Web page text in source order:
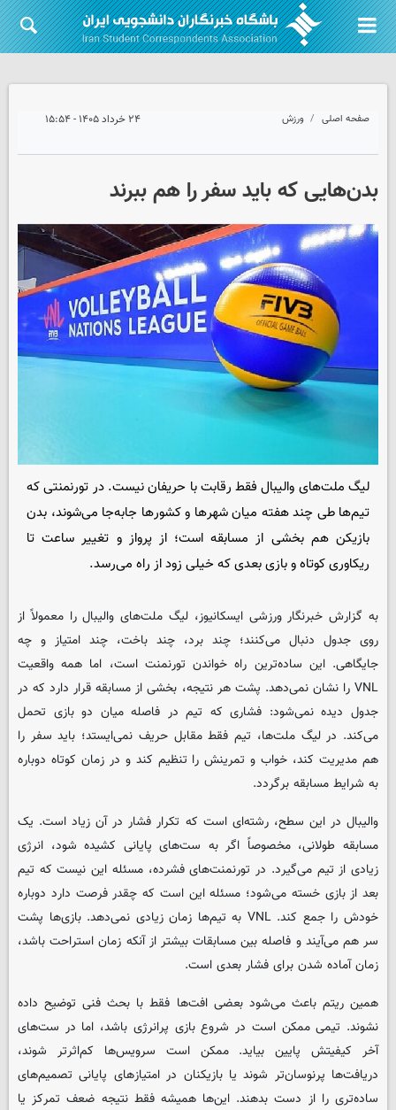
صفحه اصلی ورزش ۲۴ خرداد ۱۴۰۵ - ۱۵:۵۴
بدن‌هایی که باید سفر را هم ببرند
لیگ ملت‌های والیبال فقط رقابت با حریفان نیست. در تورنمنتی که
تیم‌ها طی چند هفته میان شهرها و کشورها جابه‌جا می‌شوند، بدن
بازیکن هم بخشی از مسابقه است؛ از پرواز و تغییر ساعت تا
ریکاوری کوتاه و بازی بعدی که خیلی زود از راه می‌رسد.
به گزارش خبرنگار ورزشی ایسکانیوز، لیگ ملت‌های والیبال را معمولاً از
روی جدول دنبال می‌کنند؛ چند برد، چند باخت، چند امتیاز و چه
جایگاهی. این ساده‌ترین راه خواندن تورنمنت است، اما همه واقعیت
VNL را نشان نمی‌دهد. پشت هر نتیجه، بخشی از مسابقه قرار دارد که در
جدول دیده نمی‌شود: فشاری که تیم در فاصله میان دو بازی تحمل
می‌کند. در لیگ ملت‌ها، تیم فقط مقابل حریف نمی‌ایستد؛ باید سفر را
هم مدیریت کند، خواب و تمرینش را تنظیم کند و در زمان کوتاه دوباره
به شرایط مسابقه برگردد.
والیبال در این سطح، رشته‌ای است که تکرار فشار در آن زیاد است. یک
مسابقه طولانی، مخصوصاً اگر به ست‌های پایانی کشیده شود، انرژی
زیادی از تیم می‌گیرد. در تورنمنت‌های فشرده، مسئله این نیست که تیم
بعد از بازی خسته می‌شود؛ مسئله این است که چقدر فرصت دارد دوباره
خودش را جمع کند. VNL به تیم‌ها زمان زیادی نمی‌دهد. بازی‌ها پشت
سر هم می‌آیند و فاصله بین مسابقات بیشتر از آنکه زمان استراحت باشد،
زمان آماده شدن برای فشار بعدی است.
همین ریتم باعث می‌شود بعضی افت‌ها فقط با بحث فنی توضیح داده
نشوند. تیمی ممکن است در شروع بازی پرانرژی باشد، اما در ست‌های
آخر کیفیتش پایین بیاید. ممکن است سرویس‌ها کم‌اثرتر شوند،
دریافت‌ها پرنوسان‌تر شوند یا بازیکنان در امتیازهای پایانی تصمیم‌های
ساده‌تری را از دست بدهند. این‌ها همیشه فقط نتیجه ضعف تمرکز یا